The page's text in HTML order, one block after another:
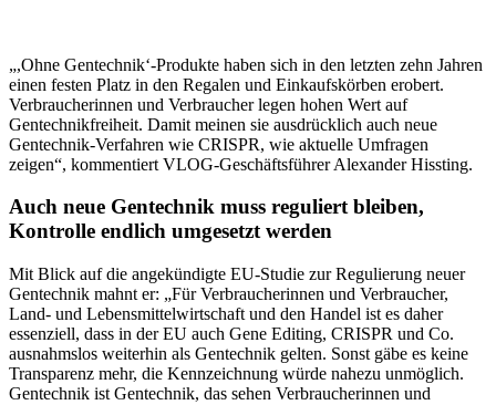
„,Ohne Gentechnik‘-Produkte haben sich in den letzten zehn Jahren
einen festen Platz in den Regalen und Einkaufskörben erobert.
Verbraucherinnen und Verbraucher legen hohen Wert auf
Gentechnikfreiheit. Damit meinen sie ausdrücklich auch neue
Gentechnik-Verfahren wie CRISPR, wie aktuelle Umfragen
zeigen“, kommentiert VLOG-Geschäftsführer Alexander Hissting.
Auch neue Gentechnik muss reguliert bleiben,
Kontrolle endlich umgesetzt werden
Mit Blick auf die angekündigte EU-Studie zur Regulierung neuer
Gentechnik mahnt er: „Für Verbraucherinnen und Verbraucher,
Land- und Lebensmittelwirtschaft und den Handel ist es daher
essenziell, dass in der EU auch Gene Editing, CRISPR und Co.
ausnahmslos weiterhin als Gentechnik gelten. Sonst gäbe es keine
Transparenz mehr, die Kennzeichnung würde nahezu unmöglich.
Gentechnik ist Gentechnik, das sehen Verbraucherinnen und